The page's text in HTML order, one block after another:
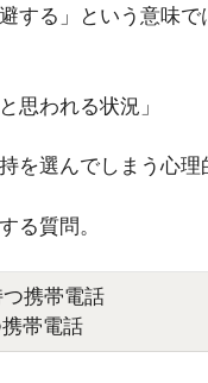
する」という意味
思われる状況」
を選んでしまう心
る質問。
携帯電話
帯電話